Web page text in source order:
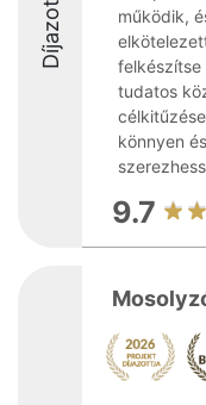
működik,
felkészítse
tudatos
könnyen
9.7